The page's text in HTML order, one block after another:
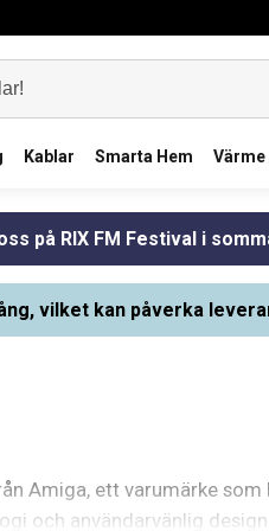
Kablar Smarta Hem
på RIX FM Festival i
vilket kan påverka
Amiga, ett varumärke
och användarvänlig